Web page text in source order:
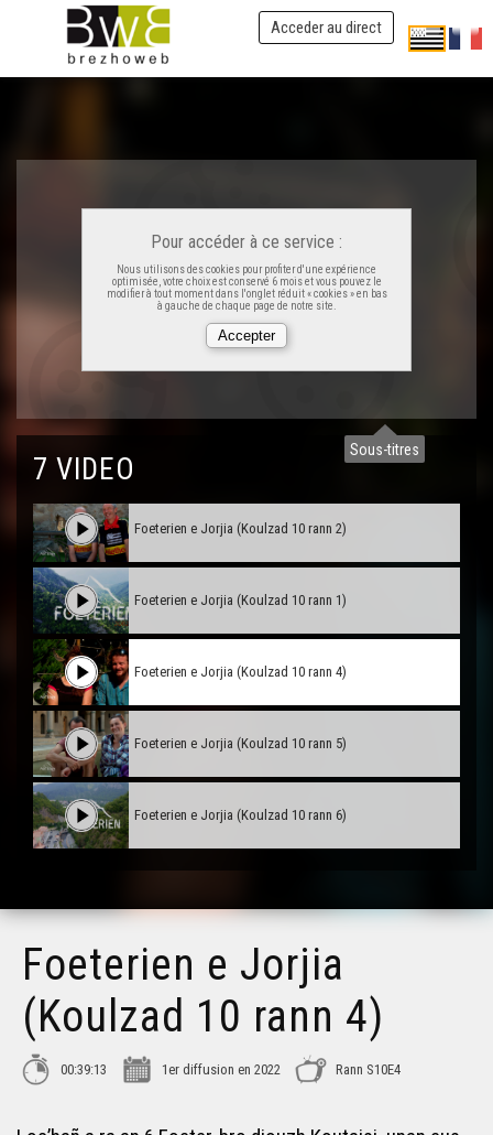
Acceder au direct
Sous-titres
Pour accéder à ce service :
Nous utilisons des cookies pour profiter d'une expérience
optimisée, votre choix est conservé 6 mois et vous pouvez le
modifier à tout moment dans l'onglet réduit « cookies » en bas
à gauche de chaque page de notre site.
7 VIDEO
Foeterien e Jorjia (Koulzad 10 rann 2)
Foeterien e Jorjia (Koulzad 10 rann 1)
Foeterien e Jorjia (Koulzad 10 rann 4)
Foeterien e Jorjia (Koulzad 10 rann 5)
Foeterien e Jorjia (Koulzad 10 rann 6)
Foeterien e Jorjia
(Koulzad 10 rann 4)
00:39:13 1er diffusion en 2022 Rann S10E4